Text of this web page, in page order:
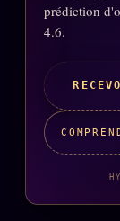
prédiction
4.6.